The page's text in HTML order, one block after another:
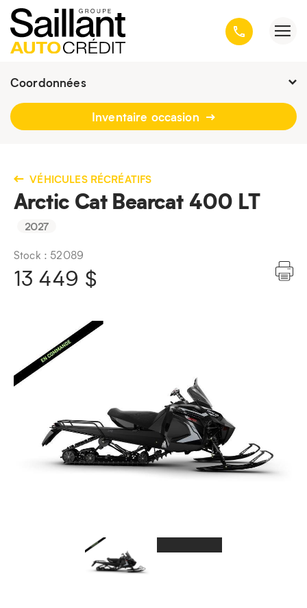
Coordonnées
Fermé : Ouverture-
418 659-6431
Inventaire occasion
VÉHICULES RÉCRÉATIFS
Arctic Cat Bearcat 400 LT
2027
Stock : 52089
13 449 $